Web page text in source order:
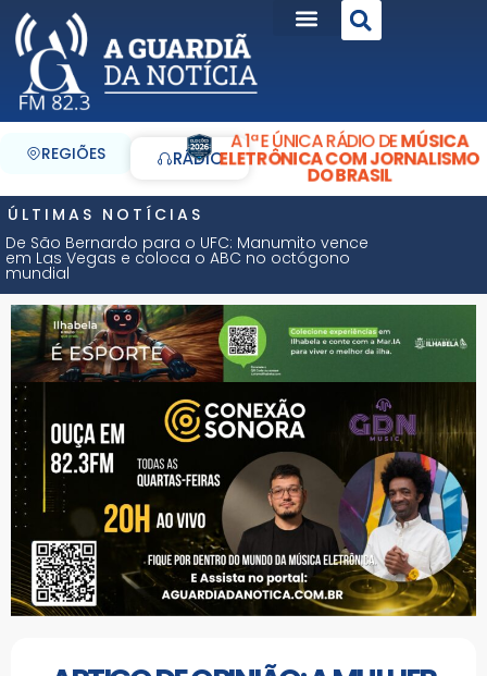
REGIÕES RÁDIO
A 1ª E ÚNICA RÁDIO DEMÚSICA
ELETRÔNICA COM JORNALISMO
DO BRASIL
ÚLTIMAS NOTÍCIAS
De São Bernardo para o UFC: Manumito vence
em Las Vegas e coloca o ABC no octógono
mundial